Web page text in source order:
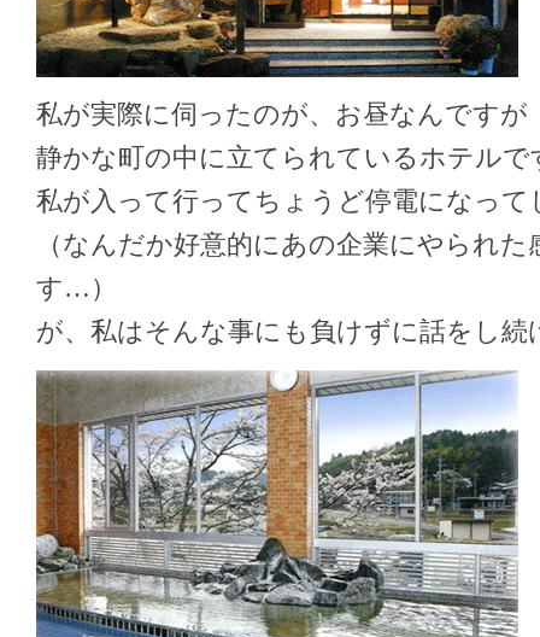
私が実際に伺ったのが、お昼なんですが
静かな町の中に立てられているホテルで
私が入って行ってちょうど停電になって
（なんだか好意的にあの企業にやられた
す… ）
が、私はそんな事にも負けずに話をし続